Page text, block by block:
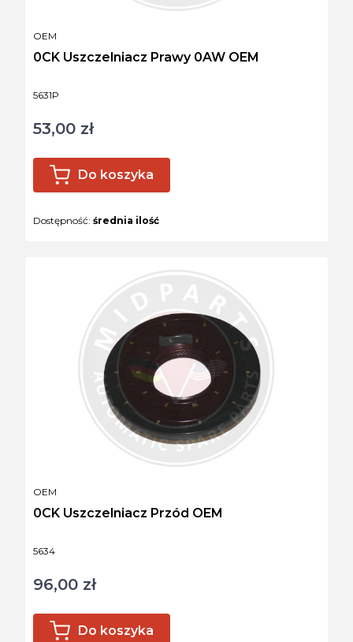
Kod produktu
5631P
0CK Uszczelniacz Prawy 0AW OEM
PRODUCENT
OEM
Cena
53,00 zł
Do koszyka
Dostępność: średnia ilość
Kod produktu
5634
0CK Uszczelniacz Przód OEM
PRODUCENT
OEM
Cena
96,00 zł
Do koszyka